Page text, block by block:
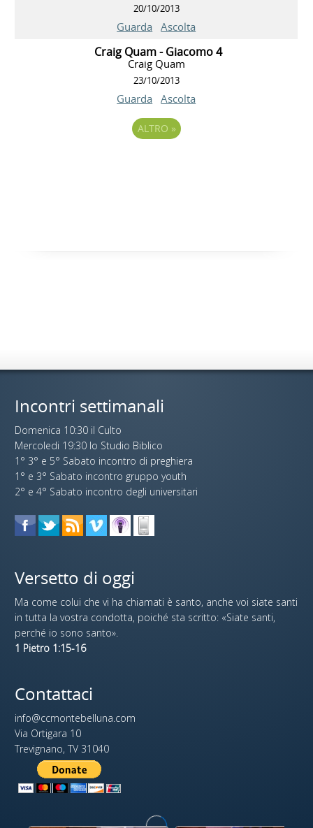
20/10/2013
Guarda Ascolta
Craig Quam - Giacomo 4
Craig Quam
23/10/2013
Guarda Ascolta
ALTRO »
Incontri settimanali
Domenica 10:30 il Culto
Mercoledi 19:30 lo Studio Biblico
1° 3° e 5° Sabato incontro di preghiera
1° e 3° Sabato incontro gruppo youth
2° e 4° Sabato incontro degli universitari
Versetto di oggi
Ma come colui che vi ha chiamati è santo, anche voi siate santi
in tutta la vostra condotta, poiché sta scritto: «Siate santi,
perché io sono santo».
1 Pietro 1:15-16
Contattaci
info@ccmontebelluna.com
Via Ortigara 10
Trevignano, TV 31040